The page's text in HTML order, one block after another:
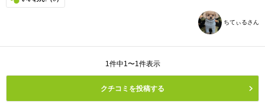
ちてぃるさん
1件中1〜1件表示
クチコミを投稿する